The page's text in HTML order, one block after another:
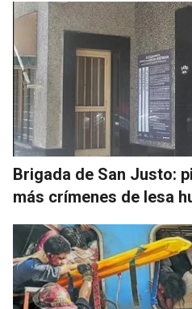
Brigada de San Justo:
más crímenes de lesa